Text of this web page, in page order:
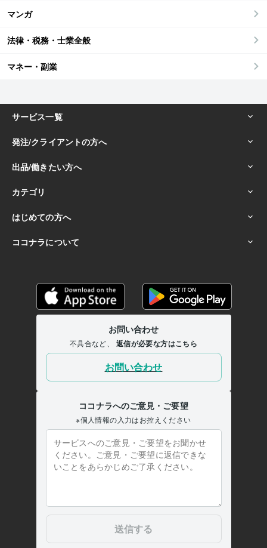
マンガ
法律・税務・士業全般
マネー・副業